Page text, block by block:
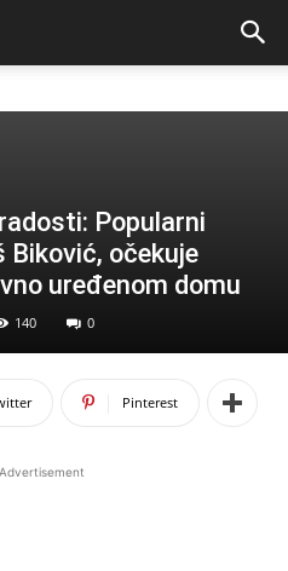
Popularni
očekuje
uređenom domu
140 0
Pinterest